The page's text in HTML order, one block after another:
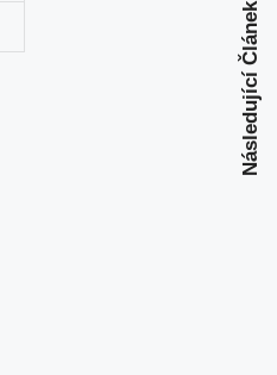
Následující Článek